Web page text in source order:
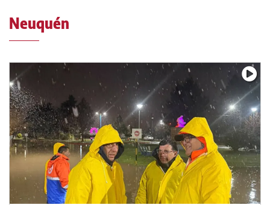
Neuquén